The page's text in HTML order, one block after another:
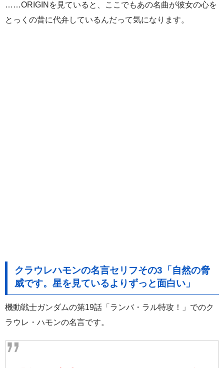
……ORIGINを見ていると、ここでもあの名曲が彼女の心を
とっくの昔に代弁しているんだって気になります。
クラウレハモンの名言セリフその3「自然の脅
威です。星を見ているよりずっと面白い」
機動戦士ガンダムの第19話「ランバ・ラル特攻！」でのク
ラウレ・ハモンの名言です。